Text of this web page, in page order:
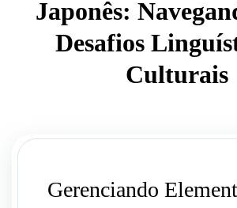
Japonês:
Desafios
Culturais
Gerenciando